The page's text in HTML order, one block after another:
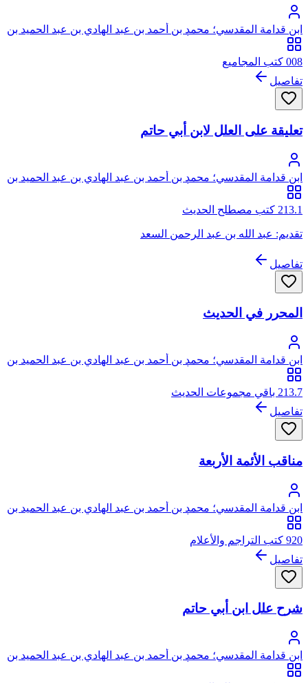
ابن قدامة المقدسي؛ محمد بن أحمد بن عبد الهادي بن عبد الحميد بن
عبد الهادي، شمس الدين، أبو عبد الله، ابن قدامة المقدسي
الجماعيلي الأصل، ثم الدمشقي الصالحي
008 كتب المجاميع
تفاصيل
تعليقة على العلل لابن أبي حاتم
ابن قدامة المقدسي؛ محمد بن أحمد بن عبد الهادي بن عبد الحميد بن
عبد الهادي، شمس الدين، أبو عبد الله، ابن قدامة المقدسي
الجماعيلي الأصل، ثم الدمشقي الصالحي
213.1 كتب مصطلح الحديث
تقديم: عبد الله بن عبد الرحمن السعد
تفاصيل
المحرر في الحديث
ابن قدامة المقدسي؛ محمد بن أحمد بن عبد الهادي بن عبد الحميد بن
عبد الهادي، شمس الدين، أبو عبد الله، ابن قدامة المقدسي
الجماعيلي الأصل، ثم الدمشقي الصالحي
213.7 باقي مجموعات الحديث
تفاصيل
مناقب الأئمة الأربعة
ابن قدامة المقدسي؛ محمد بن أحمد بن عبد الهادي بن عبد الحميد بن
عبد الهادي، شمس الدين، أبو عبد الله، ابن قدامة المقدسي
الجماعيلي الأصل، ثم الدمشقي الصالحي
920 كتب التراجم والأعلام
تفاصيل
شرح علل ابن أبي حاتم
ابن قدامة المقدسي؛ محمد بن أحمد بن عبد الهادي بن عبد الحميد بن
عبد الهادي، شمس الدين، أبو عبد الله، ابن قدامة المقدسي